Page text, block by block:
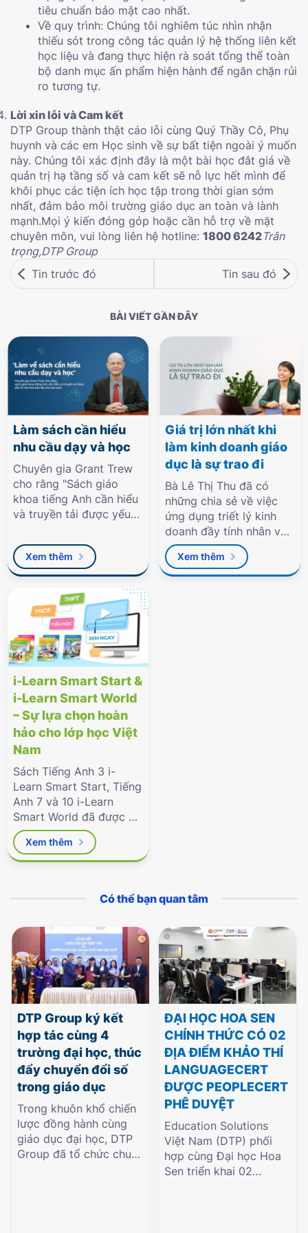
tiêu chuẩn bảo mật cao nhất.
Về quy trình: Chúng tôi nghiêm túc nhìn nhận
thiếu sót trong công tác quản lý hệ thống liên kết
học liệu và đang thực hiện rà soát tổng thể toàn
bộ danh mục ấn phẩm hiện hành để ngăn chặn rủi
ro tương tự.
Lời xin lỗi và Cam kết
DTP Group thành thật cáo lỗi cùng Quý Thầy Cô, Phụ
huynh và các em Học sinh về sự bất tiện ngoài ý muốn
này. Chúng tôi xác định đây là một bài học đắt giá về
quản trị hạ tầng số và cam kết sẽ nỗ lực hết mình để
khôi phục các tiện ích học tập trong thời gian sớm
nhất, đảm bảo môi trường giáo dục an toàn và lành
mạnh.Mọi ý kiến đóng góp hoặc cần hỗ trợ về mặt
chuyên môn, vui lòng liên hệ hotline: 1800 6242Trân
trọng,DTP Group
Tin trước đó
Tin sau đó
BÀI VIẾT GẦN ĐÂY
Làm sách cần hiểu
nhu cầu dạy và học
Chuyên gia Grant Trew
cho rằng "Sách giáo
khoa tiếng Anh cần hiểu
và truyền tải được yếu
học sinh."
Xem thêm
Giá trị lớn nhất khi
làm kinh doanh giáo
dục là sự trao đi
Bà Lê Thị Thu đã có
những chia sẻ về việc
ứng dụng triết lý kinh
doanh đầy tính nhân văn
của Tập đoàn với báo
Tuổi Trẻ vừa qua.
Xem thêm
i-Learn Smart Start &
i-Learn Smart World
– Sự lựa chọn hoàn
hảo cho lớp học Việt
Nam
Sách Tiếng Anh 3 i-
Learn Smart Start, Tiếng
Anh 7 và 10 i-Learn
Smart World đã được Bộ
Giáo dục & Đào tạo phê
duyệt.
Xem thêm
Có thể bạn quan tâm
DTP Group ký kết
hợp tác cùng 4
trường đại học, thúc
đẩy chuyển đổi số
trong giáo dục
Trong khuôn khổ chiến
lược đồng hành cùng
giáo dục đại học, DTP
Group đã tổ chức chuỗi
ĐẠI HỌC HOA SEN
CHÍNH THỨC CÓ 02
ĐỊA ĐIỂM KHẢO THÍ
LANGUAGECERT
ĐƯỢC PEOPLECERT
PHÊ DUYỆT
Education Solutions
Việt Nam (DTP) phối
hợp cùng Đại học Hoa
Sen triển khai 02